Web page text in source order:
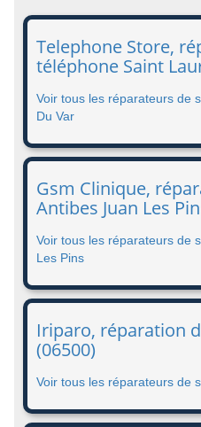
Telephone Store,
téléphone Saint
Voir tous les réparateurs de
Du Var
Gsm Clinique,
Antibes Juan Les
Voir tous les réparateurs de
Les Pins
Iriparo, réparation
(06500)
Voir tous les réparateurs de